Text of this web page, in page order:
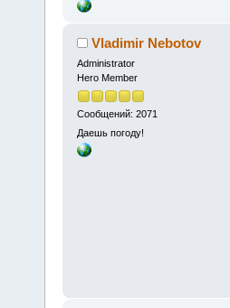
Vladimir Nebotov
Administrator
Hero Member
Сообщений: 2071
Даешь погоду!